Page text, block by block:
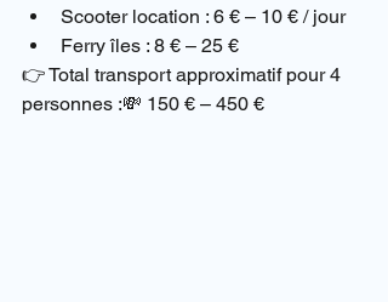
Scooter location : 6 € – 10 € / jour
Ferry îles : 8 € – 25 €
👉 Total transport approximatif pour 4
personnes :💸 150 € – 450 €